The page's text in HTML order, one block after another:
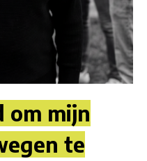
om mijn
te